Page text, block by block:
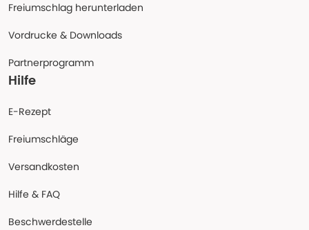
Freiumschlag herunterladen
Vordrucke & Downloads
Partnerprogramm
Hilfe
E-Rezept
Freiumschläge
Versandkosten
Hilfe & FAQ
Beschwerdestelle